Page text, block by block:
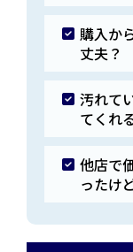
購入か
丈夫？
汚れて
てくれ
他店で
ったけ